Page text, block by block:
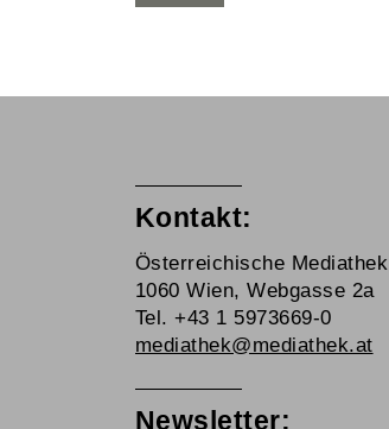
Kontakt:
Österreichische Mediathek
1060 Wien, Webgasse 2a
Tel. +43 1 5973669-0
mediathek@mediathek.at
Newsletter: